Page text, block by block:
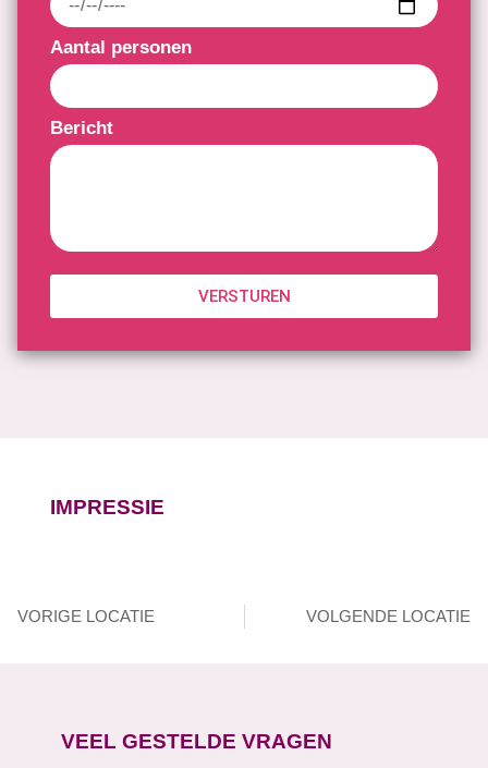
Aantal personen
Bericht
VERSTUREN
IMPRESSIE
VORIGE LOCATIE VOLGENDE LOCATIE
VEEL GESTELDE VRAGEN